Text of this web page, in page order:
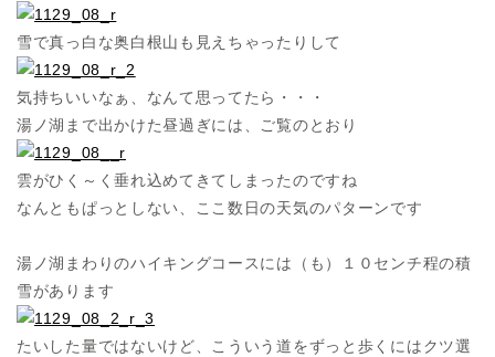
雪で真っ白な奥白根山も見えちゃったりして
気持ちいいなぁ、なんて思ってたら・・・
湯ノ湖まで出かけた昼過ぎには、ご覧のとおり
雲がひく～く垂れ込めてきてしまったのですね
なんともぱっとしない、ここ数日の天気のパターンです
湯ノ湖まわりのハイキングコースには（も）１０センチ程の積
雪があります
たいした量ではないけど、こういう道をずっと歩くにはクツ選